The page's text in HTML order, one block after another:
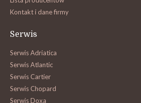
Kontakt i dane firmy
Serwis
Serwis Adriatica
Serwis Atlantic
Serwis Cartier
Serwis Chopard
Serwis Doxa